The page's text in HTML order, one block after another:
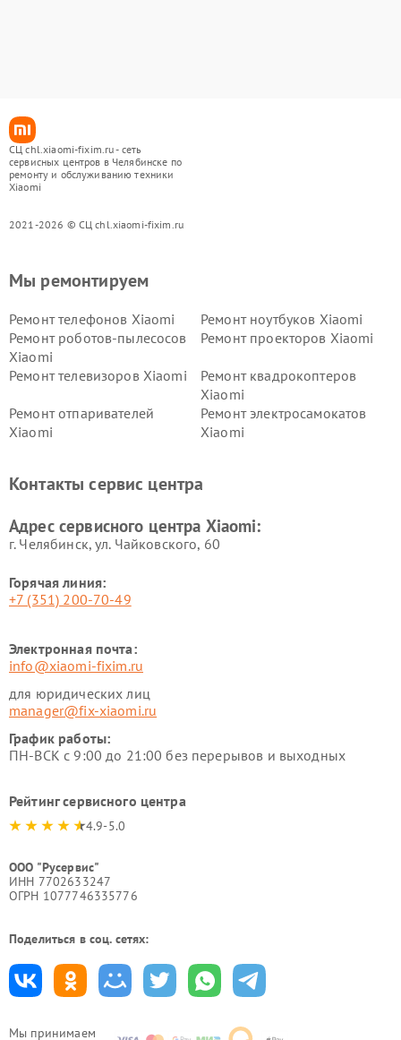
СЦ chl.xiaomi-fixim.ru - сеть
сервисных центров в Челябинске по
ремонту и обслуживанию техники
Xiaomi
2021-2026 © СЦ chl.xiaomi-fixim.ru
Мы принимаем
Мы ремонтируем
Ремонт телефонов Xiaomi
Ремонт ноутбуков Xiaomi
Ремонт роботов-пылесосов
Xiaomi
Ремонт проекторов Xiaomi
Ремонт телевизоров Xiaomi
Ремонт квадрокоптеров
Xiaomi
Ремонт отпаривателей
Xiaomi
Ремонт электросамокатов
Xiaomi
Ремонт стиральных машин
Ремонт смарт-часов Xiaomi
Контакты сервис центра
Адрес сервисного центра Xiaomi:
г. Челябинск, ул. Чайковского, 60
Горячая линия:
+7 (351) 200-70-49
Электронная почта:
info@xiaomi-fixim.ru
для юридических лиц
manager@fix-xiaomi.ru
График работы:
ПН-ВСК с 9:00 до 21:00 без перерывов и выходных
Рейтинг сервисного центра
4.9-5.0
ООО "Русервис"
ИНН 7702633247
ОГРН 1077746335776
Поделиться в соц. сетях: